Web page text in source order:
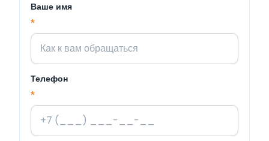
Ваше имя
*
Телефон
*